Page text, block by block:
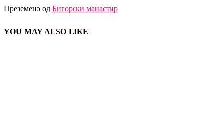
Преземено од Бигорски манастир
YOU MAY ALSO LIKE